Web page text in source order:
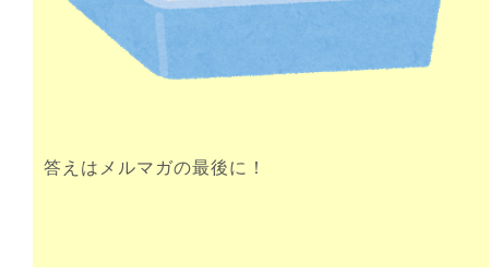
答えはメルマガの最後に！